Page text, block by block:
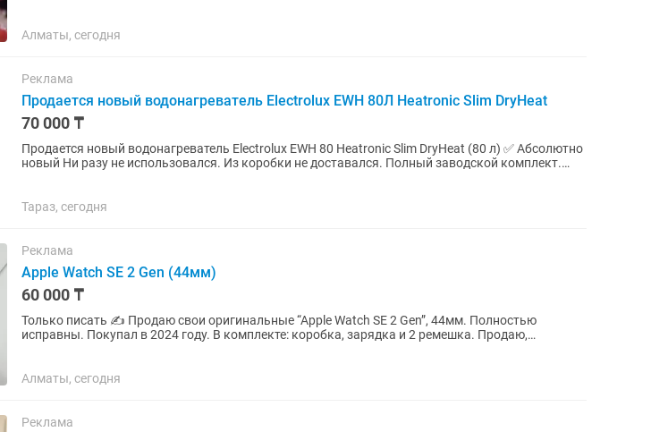
Алматы, сегодня
Реклама
Продается новый водонагреватель Electrolux EWH 80Л Heatronic Slim DryHeat
70 000 ₸
Продается новый водонагреватель Electrolux EWH 80 Heatronic Slim DryHeat (80 л) ✅ Абсолютно
новый Ни разу не использовался. Из коробки не доставался. Полный заводской комплект.
Тараз, сегодня
Реклама
Apple Watch SE 2 Gen (44мм)
60 000 ₸
Только писать ✍️ Продаю свои оригинальные “Apple Watch SE 2 Gen”, 44мм. Полностью
исправны. Покупал в 2024 году. В комплекте: коробка, зарядка и 2 ремешка. Продаю,
Алматы, сегодня
Реклама